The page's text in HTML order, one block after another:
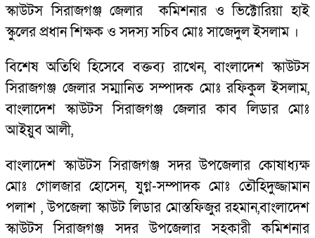
স্কাউটস সিরাজগঞ্জ জেলার কমিশনার ও ভিক্টোরিয়া হাই
স্কুলের প্রধান শিক্ষক ও সদস্য সচিব মোঃ সাজেদুল ইসলাম ।
বিশেষ অতিথি হিসেবে বক্তব্য রাখেন, বাংলাদেশ স্কাউটস
সিরাজগঞ্জ জেলার সম্মানিত সম্পাদক মোঃ রফিকুল ইসলাম,
বাংলাদেশ স্কাউটস সিরাজগঞ্জ জেলার কাব লিডার মোঃ
আইয়ুব আলী,
বাংলাদেশ স্কাউটস সিরাজগঞ্জ সদর উপজেলার কোষাধ্যক্ষ
মোঃ গোলজার হোসেন, যুগ্ন-সম্পাদক মোঃ তৌহিদুজ্জামান
পলাশ , উপজেলা স্কাউট লিডার মোস্তফিজুর রহমান,বাংলাদেশ
স্কাউটস সিরাজগঞ্জ সদর উপজেলার সহকারী কমিশনার